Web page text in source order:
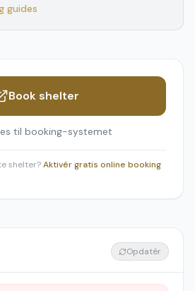
guides
Book shelter
til booking-systemet
shelter?Aktivér gratis online booking
Opdatér